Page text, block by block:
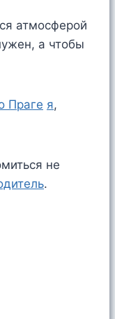
атмосферой
а чтобы
Праге я,
не
.